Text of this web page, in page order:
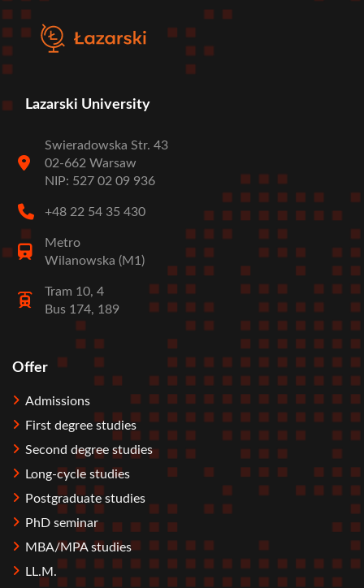
Lazarski University
Swieradowska Str. 43
02-662 Warsaw
NIP: 527 02 09 936
+48 22 54 35 430
Metro
Wilanowska (M1)
Tram 10, 4
Bus 174, 189
Stopka
Offer
Admissions
First degree studies
Second degree studies
Long-cycle studies
Postgraduate studies
PhD seminar
MBA/MPA studies
LL.M.